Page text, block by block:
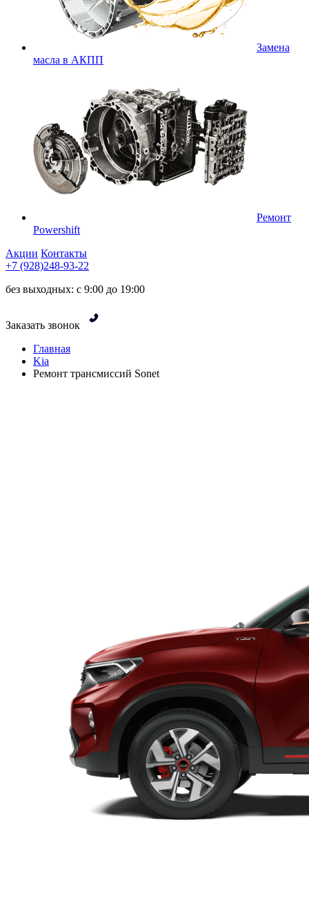
Замена
масла в АКПП
Ремонт
Powershift
Акции Контакты
+7 (928)248-93-22
без выходных: с 9:00 до 19:00
Заказать звонок
Главная
Kia
Ремонт трансмиссий Sonet